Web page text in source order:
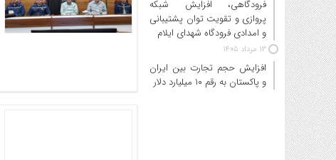
فرودگاهی، افزایش شبکه
پروازی و تقویت توان پشتیبانی
و امدادی فرودگاه شهدای ایلام
13 مرداد 1405
افزایش حجم تجارت بین ایران
و پاکستان به رقم ۱۰ میلیارد دلار